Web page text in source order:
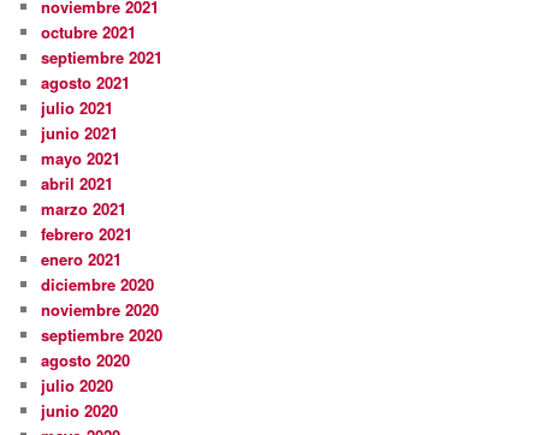
noviembre 2021
octubre 2021
septiembre 2021
agosto 2021
julio 2021
junio 2021
mayo 2021
abril 2021
marzo 2021
febrero 2021
enero 2021
diciembre 2020
noviembre 2020
septiembre 2020
agosto 2020
julio 2020
junio 2020